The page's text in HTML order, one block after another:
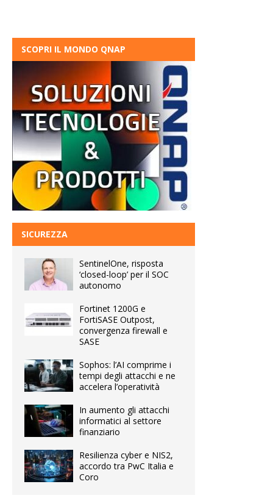
SCOPRI IL MONDO QNAP
SICUREZZA
SentinelOne, risposta
‘closed-loop’ per il SOC
autonomo
Fortinet 1200G e
FortiSASE Outpost,
convergenza firewall e
SASE
Sophos: l’AI comprime i
tempi degli attacchi e ne
accelera l’operatività
In aumento gli attacchi
informatici al settore
finanziario
Resilienza cyber e NIS2,
accordo tra PwC Italia e
Coro